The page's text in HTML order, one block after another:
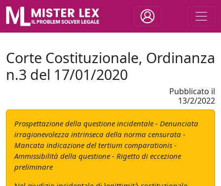
Corte Costituzionale, Ordinanza
n.3 del 17/01/2020
Pubblicato il
13/2/2022
Prospettazione della questione incidentale - Denunciata
irragionevolezza intrinseca della norma censurata -
Mancata indicazione del tertium comparationis -
Ammissibilità della questione - Rigetto di eccezione
preliminare